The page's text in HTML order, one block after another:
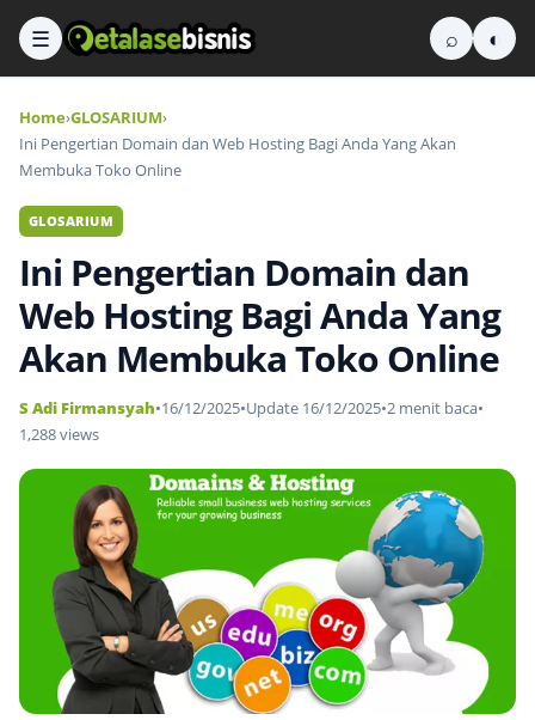
☰ ⌕ ◐
Home›GLOSARIUM›
Ini Pengertian Domain dan Web Hosting Bagi Anda Yang Akan
Membuka Toko Online
GLOSARIUM
Ini Pengertian Domain dan
Web Hosting Bagi Anda Yang
Akan Membuka Toko Online
S Adi Firmansyah•16/12/2025•Update 16/12/2025•2 menit baca•
1,288 views